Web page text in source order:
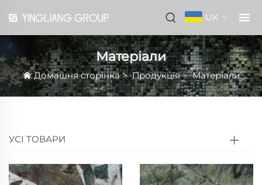
UK
Матеріали
Домашня сторінка>Продукція>Матеріали
УСІ ТОВАРИ